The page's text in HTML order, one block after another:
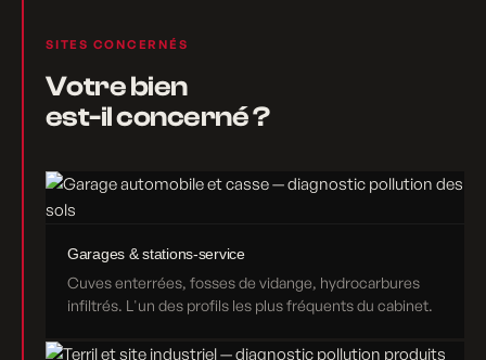
SITES CONCERNÉS
Votre bien
est-il concerné ?
Garages & stations-service
Cuves enterrées, fosses de vidange, hydrocarbures
infiltrés. L'un des profils les plus fréquents du cabinet.